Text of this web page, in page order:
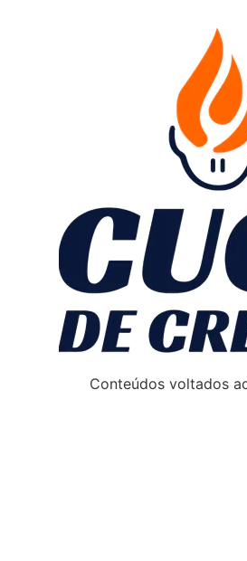
Conteúdos voltados